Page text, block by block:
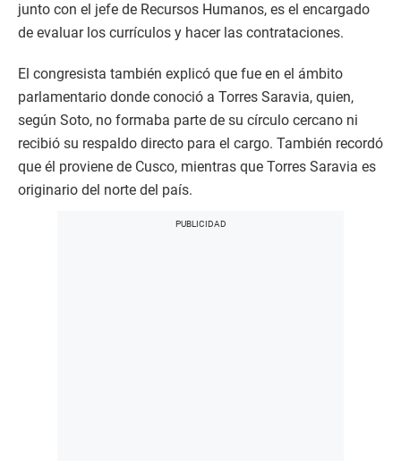
junto con el jefe de Recursos Humanos, es el encargado
de evaluar los currículos y hacer las contrataciones.
El congresista también explicó que fue en el ámbito
parlamentario donde conoció a Torres Saravia, quien,
según Soto, no formaba parte de su círculo cercano ni
recibió su respaldo directo para el cargo. También recordó
que él proviene de Cusco, mientras que Torres Saravia es
originario del norte del país.